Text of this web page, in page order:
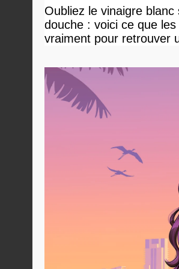
Oubliez le vinaigre
douche : voici ce que
vraiment pour retrouver